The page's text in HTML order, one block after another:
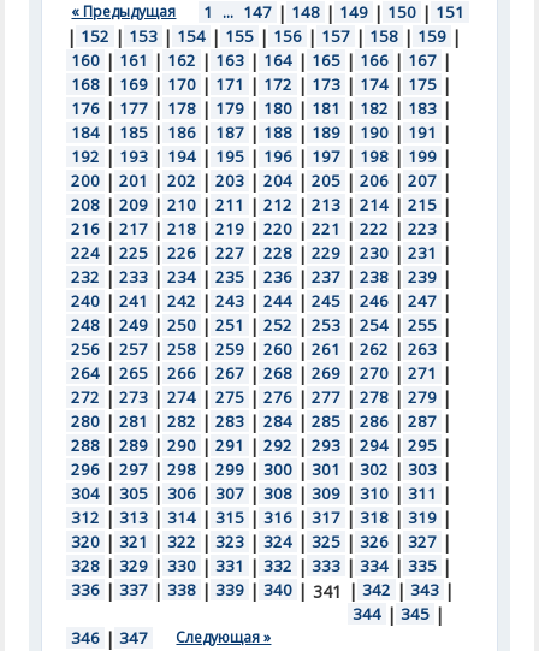
« Предыдущая 1 ... 147 | 148 | 149 | 150 | 151
| 152 | 153 | 154 | 155 | 156 | 157 | 158 | 159 |
160 | 161 | 162 | 163 | 164 | 165 | 166 | 167 |
168 | 169 | 170 | 171 | 172 | 173 | 174 | 175 |
176 | 177 | 178 | 179 | 180 | 181 | 182 | 183 |
184 | 185 | 186 | 187 | 188 | 189 | 190 | 191 |
192 | 193 | 194 | 195 | 196 | 197 | 198 | 199 |
200 | 201 | 202 | 203 | 204 | 205 | 206 | 207 |
208 | 209 | 210 | 211 | 212 | 213 | 214 | 215 |
216 | 217 | 218 | 219 | 220 | 221 | 222 | 223 |
224 | 225 | 226 | 227 | 228 | 229 | 230 | 231 |
232 | 233 | 234 | 235 | 236 | 237 | 238 | 239 |
240 | 241 | 242 | 243 | 244 | 245 | 246 | 247 |
248 | 249 | 250 | 251 | 252 | 253 | 254 | 255 |
256 | 257 | 258 | 259 | 260 | 261 | 262 | 263 |
264 | 265 | 266 | 267 | 268 | 269 | 270 | 271 |
272 | 273 | 274 | 275 | 276 | 277 | 278 | 279 |
280 | 281 | 282 | 283 | 284 | 285 | 286 | 287 |
288 | 289 | 290 | 291 | 292 | 293 | 294 | 295 |
296 | 297 | 298 | 299 | 300 | 301 | 302 | 303 |
304 | 305 | 306 | 307 | 308 | 309 | 310 | 311 |
312 | 313 | 314 | 315 | 316 | 317 | 318 | 319 |
320 | 321 | 322 | 323 | 324 | 325 | 326 | 327 |
328 | 329 | 330 | 331 | 332 | 333 | 334 | 335 |
336 | 337 | 338 | 339 | 340 | 341 | 342 | 343 |
344 | 345 |
346 | 347 Следующая »